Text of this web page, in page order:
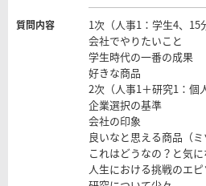
質問内容
1次（人事1：学生4、15
会社でやりたいこと
学生時代の一番の成果
好きな商品
2次（人事1＋研究1：個
企業選択の基準
会社の印象
良いなと思える商品（ミ
これはどうなの？と気
人生における挑戦のエピ